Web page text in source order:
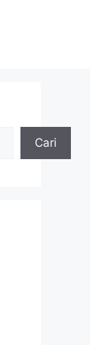
Cari